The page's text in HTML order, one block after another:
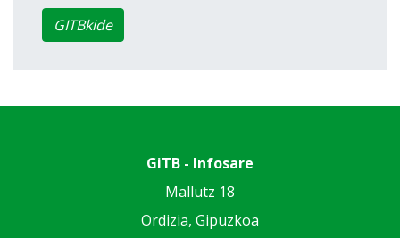
GITBkide
GiTB - Infosare
Mallutz 18
Ordizia, Gipuzkoa